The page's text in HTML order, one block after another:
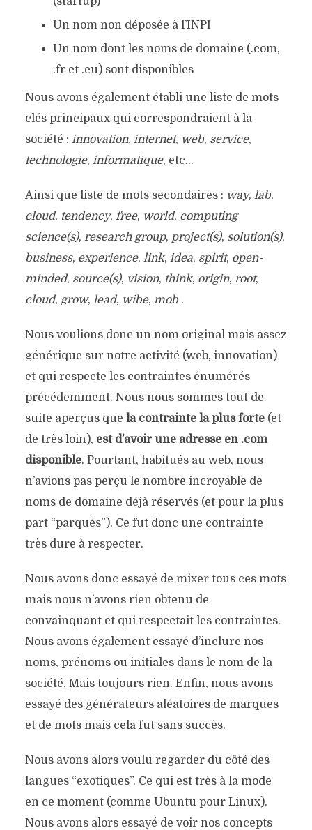
Un nom non déposée à l’INPI
Un nom dont les noms de domaine (.com,
.fr et .eu) sont disponibles
Nous avons également établi une liste de mots
clés principaux qui correspondraient à la
société : innovation, internet, web, service,
technologie, informatique, etc…
Ainsi que liste de mots secondaires : way, lab,
cloud, tendency, free, world, computing
science(s), research group, project(s), solution(s),
business, experience, link, idea, spirit, open-
minded, source(s), vision, think, origin, root,
cloud, grow, lead, wibe, mob.
Nous voulions donc un nom original mais assez
générique sur notre activité (web, innovation)
et qui respecte les contraintes énumérés
précédemment. Nous nous sommes tout de
suite aperçus que la contrainte la plus forte(et
de très loin), est d’avoir une adresse en .com
disponible. Pourtant, habitués au web, nous
n’avions pas perçu le nombre incroyable de
noms de domaine déjà réservés (et pour la plus
part “parqués”). Ce fut donc une contrainte
très dure à respecter.
Nous avons donc essayé de mixer tous ces mots
mais nous n’avons rien obtenu de
convainquant et qui respectait les contraintes.
Nous avons également essayé d’inclure nos
noms, prénoms ou initiales dans le nom de la
société. Mais toujours rien. Enfin, nous avons
essayé des générateurs aléatoires de marques
et de mots mais cela fut sans succès.
Nous avons alors voulu regarder du côté des
langues “exotiques”. Ce qui est très à la mode
en ce moment (comme Ubuntu pour Linux).
Nous avons alors essayé de voir nos concepts